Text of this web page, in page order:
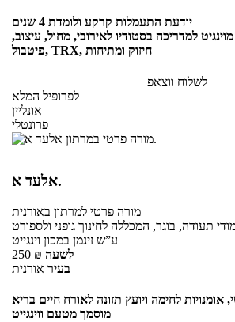
יודעת התעמלות קרקע ולומדת 4 שנים
למדריכה בסטודיו לאירובי, מחול, עיצוב,
פיטבול, TRX, חיזוק ומתיחות
לשלוח ווצאפ
לפרופיל המלא
אונליין
פרונטלי
אלעד א.
מורה פרטי למרתון באורנית
תעודה, בוגר, המכללה לחינוך גופני ולספורט
ע”ש זינמן במכון וינגייט
250 ₪ לשעה
בעיר אורנית
אומנויות לחימה ויועץ תזונה לאורח חיים בריא
מוסמך מטעם ווינגייט